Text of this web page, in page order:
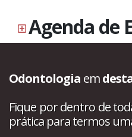
Agenda de
Odontologia em
Fique por dentro de
prática para termos